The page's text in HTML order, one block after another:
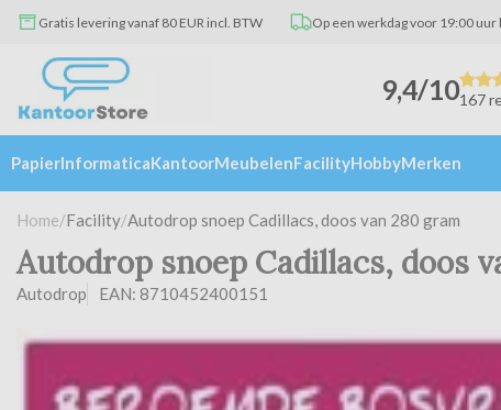
Gratis levering vanaf 80 EUR incl. BTW Op een werkdag voor 19:00
9,4/10167
PapierInformaticaKantoorMeubelenFacilityHobbyMerken
Home/Facility/Autodrop snoep Cadillacs, doos van 280 gram
Autodrop snoep Cadillacs, doos
Autodrop EAN: 8710452400151